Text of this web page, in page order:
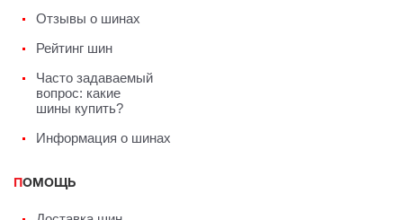
Отзывы о шинах
Рейтинг шин
Часто задаваемый
вопрос: какие
шины купить?
Информация о шинах
ПОМОЩЬ